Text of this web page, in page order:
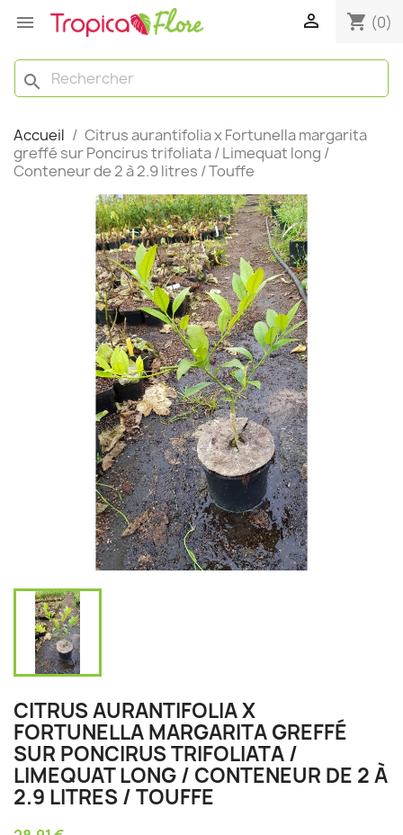
  shopping_cart (0)
search
Accueil
Citrus aurantifolia x Fortunella margarita
greffé sur Poncirus trifoliata / Limequat long /
Conteneur de 2 à 2.9 litres / Touffe
CITRUS AURANTIFOLIA X
FORTUNELLA MARGARITA GREFFÉ
SUR PONCIRUS TRIFOLIATA /
LIMEQUAT LONG / CONTENEUR DE 2 À
2.9 LITRES / TOUFFE